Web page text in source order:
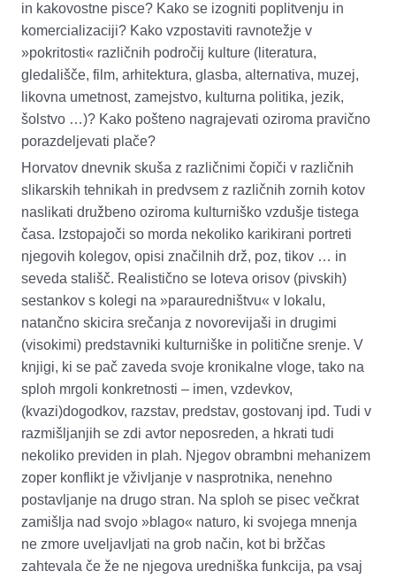
in kakovostne pisce? Kako se izogniti poplitvenju in
komercializaciji? Kako vzpostaviti ravnotežje v
»pokritosti« različnih področij kulture (literatura,
gledališče, film, arhitektura, glasba, alternativa, muzej,
likovna umetnost, zamejstvo, kulturna politika, jezik,
šolstvo …)? Kako pošteno nagrajevati oziroma pravično
porazdeljevati plače?
Horvatov dnevnik skuša z različnimi čopiči v različnih
slikarskih tehnikah in predvsem z različnih zornih kotov
naslikati družbeno oziroma kulturniško vzdušje tistega
časa. Izstopajoči so morda nekoliko karikirani portreti
njegovih kolegov, opisi značilnih drž, poz, tikov … in
seveda stališč. Realistično se loteva orisov (pivskih)
sestankov s kolegi na »parauredništvu« v lokalu,
natančno skicira srečanja z novorevijaši in drugimi
(visokimi) predstavniki kulturniške in politične srenje. V
knjigi, ki se pač zaveda svoje kronikalne vloge, tako na
sploh mrgoli konkretnosti – imen, vzdevkov,
(kvazi)dogodkov, razstav, predstav, gostovanj ipd. Tudi v
razmišljanjih se zdi avtor neposreden, a hkrati tudi
nekoliko previden in plah. Njegov obrambni mehanizem
zoper konflikt je vživljanje v nasprotnika, nenehno
postavljanje na drugo stran. Na sploh se pisec večkrat
zamišlja nad svojo »blago« naturo, ki svojega mnenja
ne zmore uveljavljati na grob način, kot bi bržčas
zahtevala če že ne njegova uredniška funkcija, pa vsaj